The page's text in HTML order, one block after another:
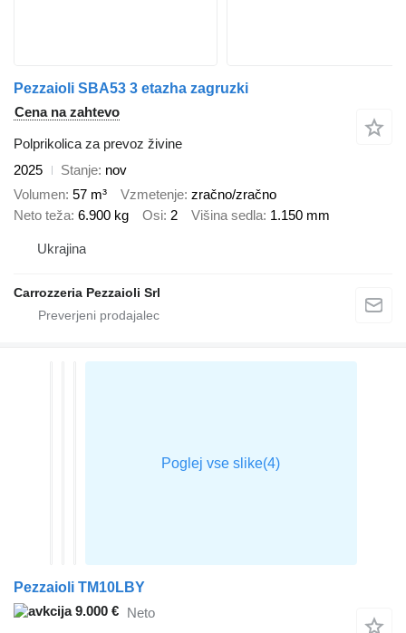
Pezzaioli SBA53 3 etazha zagruzki
Cena na zahtevo
Polprikolica za prevoz živine
2025
Stanje nov
Volumen 57 m³ Vzmetenje zračno/zračno
Neto teža 6.900 kg Osi 2 Višina sedla 1.150 mm
Ukrajina
Carrozzeria Pezzaioli Srl
Pezzaioli TM10LBY
9.000 € Neto